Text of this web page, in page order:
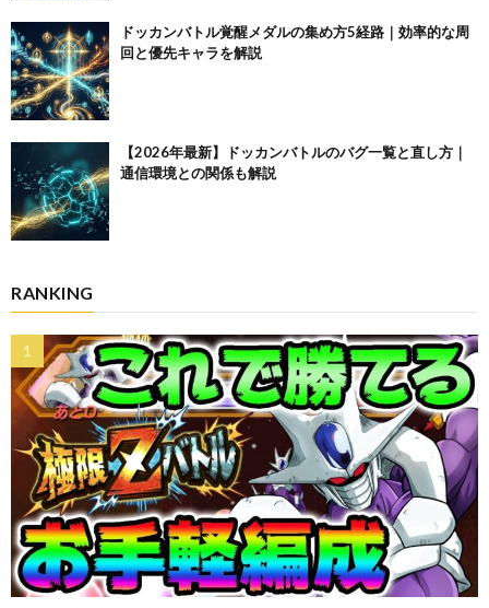
ドッカンバトル覚醒メダルの集め方5経路｜効率的な周
回と優先キャラを解説
【2026年最新】ドッカンバトルのバグ一覧と直し方｜
通信環境との関係も解説
RANKING